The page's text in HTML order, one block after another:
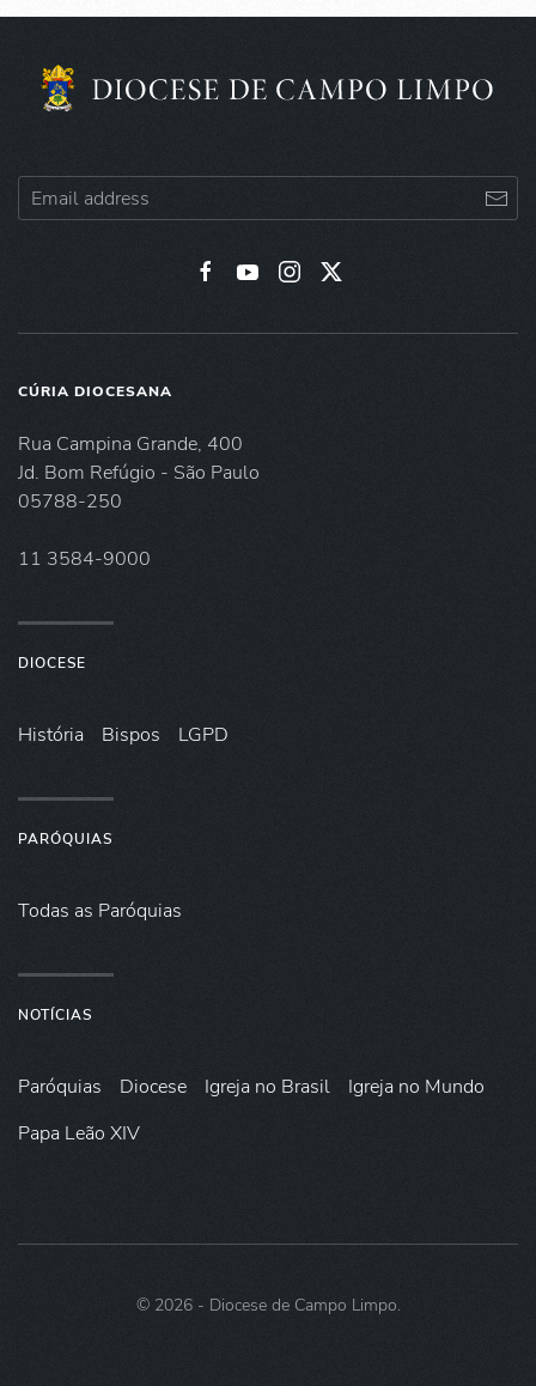
CÚRIA DIOCESANA
Rua Campina Grande, 400
Jd. Bom Refúgio - São Paulo
05788-250
11 3584-9000
DIOCESE
História Bispos LGPD
PARÓQUIAS
Todas as Paróquias
NOTÍCIAS
Paróquias Diocese Igreja no Brasil
Igreja no Mundo
Papa Leão XIV
© 2026- Diocese de Campo Limpo.